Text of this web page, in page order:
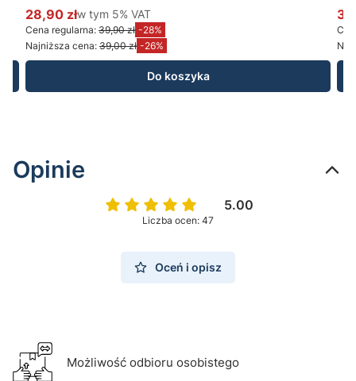
Cena promocyjna brutto
28,90 złw tym %s VAT
w tym 5% VAT
Cena regularna: 39,90 zł -28%
Najniższa cena: 39,00 zł -26%
Do koszyka
Opinie
5.00
Liczba ocen: 47
Oceń i opisz
Możliwość odbioru osobistego